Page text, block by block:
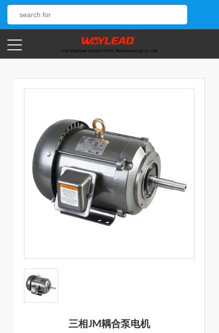
三相JM耦合泵电机